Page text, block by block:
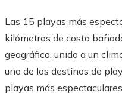
Las 15 playas más
kilómetros de costa
geográfico, unido a un
uno de los destinos de
playas más